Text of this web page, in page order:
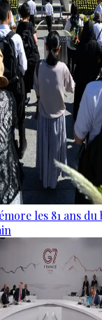
les 81 ans